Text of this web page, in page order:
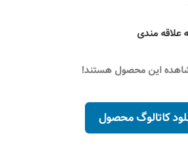
علاقه مندی
این محصول هستند!
کاتالوگ محصول